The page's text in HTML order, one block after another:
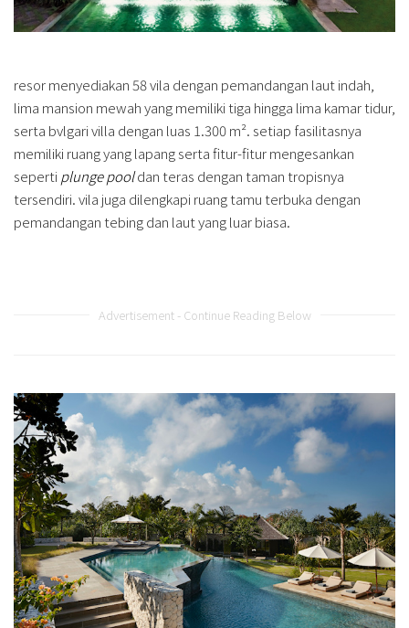
resor menyediakan 58 vila dengan pemandangan laut indah,
lima mansion mewah yang memiliki tiga hingga lima kamar tidur,
serta bvlgari villa dengan luas 1.300 m². setiap fasilitasnya
memiliki ruang yang lapang serta fitur-fitur mengesankan
seperti plunge pooldan teras dengan taman tropisnya
tersendiri. vila juga dilengkapi ruang tamu terbuka dengan
pemandangan tebing dan laut yang luar biasa.
Advertisement - Continue Reading Below